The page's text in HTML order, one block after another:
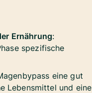
Ernährung:
spezifische
eine gut
Lebensmittel und eine